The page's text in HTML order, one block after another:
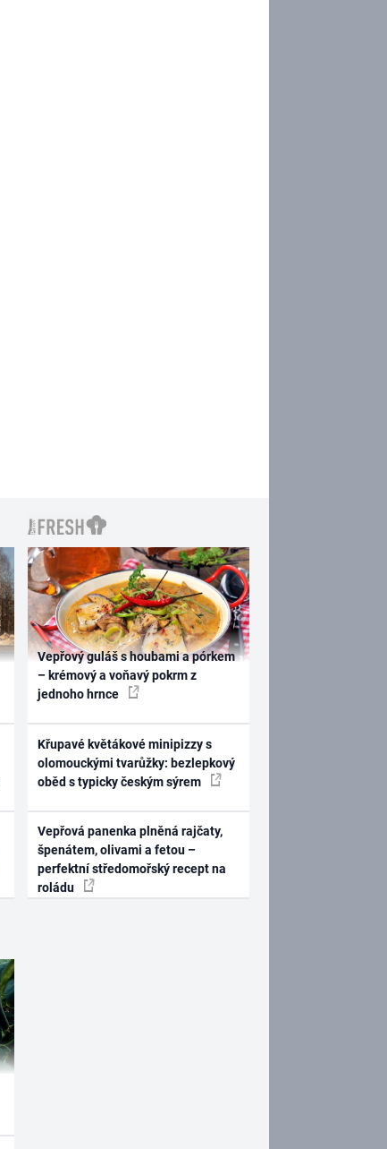
Vepřový guláš s houbami a pórkem
– krémový a voňavý pokrm z
jednoho hrnce
Křupavé květákové minipizzy s
olomouckými tvarůžky: bezlepkový
oběd s typicky českým sýrem
Vepřová panenka plněná rajčaty,
špenátem, olivami a fetou –
perfektní středomořský recept na
roládu